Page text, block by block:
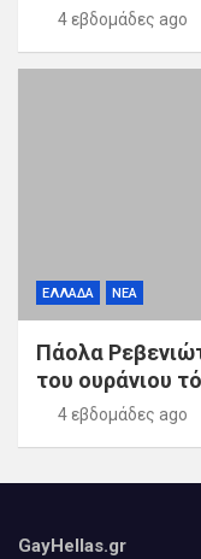
4 εβδομάδες ago
ΕΛΛΑΔΑ ΝΕΑ
Πάολα
του ουράνιου
4 εβδομάδες ago
GayHellas.gr